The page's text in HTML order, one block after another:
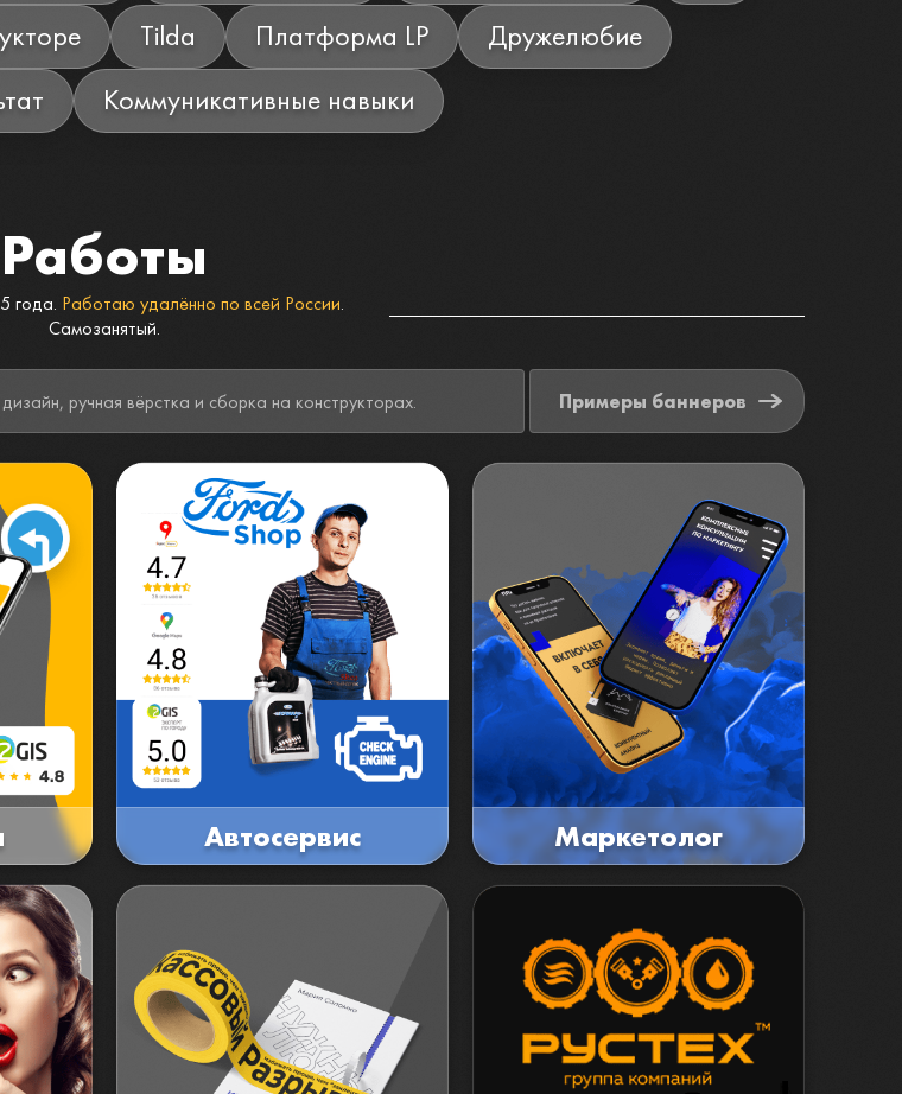
Tilda Платформа LP
Дружелюбие
Коммуникативные навыки
Работы
года. Работаю удалённо по всей России.
Самозанятый.
ручная вёрстка и сборка на конструкторах. Примеры баннеров
Автосервис Маркетолог